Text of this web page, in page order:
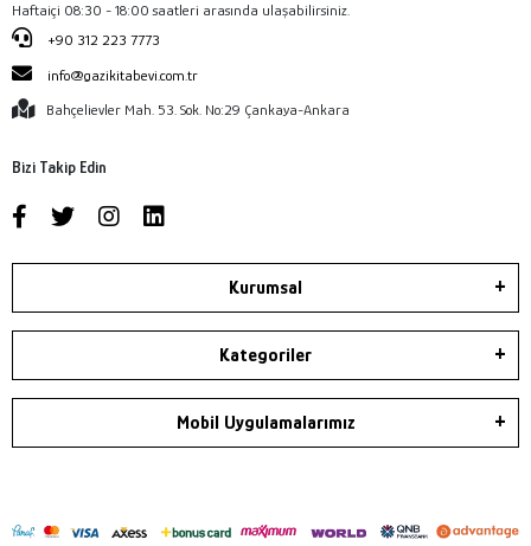
Haftaiçi 08:30 - 18:00 saatleri arasında ulaşabilirsiniz.
+90 312 223 7773
info@gazikitabevi.com.tr
Bahçelievler Mah. 53. Sok. No:29 Çankaya-Ankara
Bizi Takip Edin
Kurumsal
Kategoriler
Mobil Uygulamalarımız